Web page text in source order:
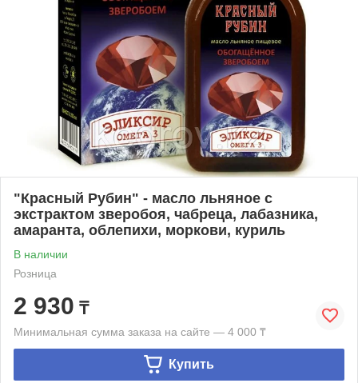
"Красный Рубин" - масло льняное с
экстрактом зверобоя, чабреца, лабазника,
амаранта, облепихи, моркови, куриль
В наличии
Розница
2 930 ₸
Минимальная сумма заказа на сайте — 4 000 ₸
Купить